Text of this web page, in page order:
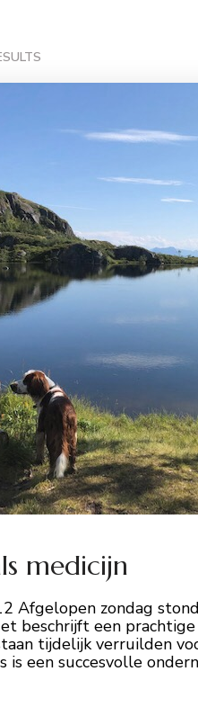
medicijn
Afgelopen zondag
beschrijft een
tijdelijk verruilden
is een succesvolle